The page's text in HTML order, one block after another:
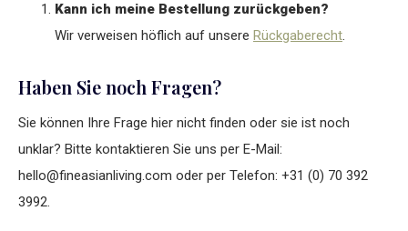
Kann ich meine Bestellung zurückgeben?
Wir verweisen höflich auf unsere Rückgaberecht.
Haben Sie noch Fragen?
Sie können Ihre Frage hier nicht finden oder sie ist noch
unklar? Bitte kontaktieren Sie uns per E-Mail:
hello@fineasianliving.com oder per Telefon: +31 (0) 70 392
3992.